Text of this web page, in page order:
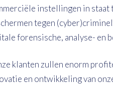
instellingen in
tegen
forensische, analyse- en
klanten zullen enorm
en ontwikkeling van